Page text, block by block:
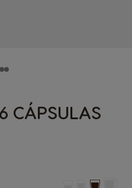
CÁPSULAS